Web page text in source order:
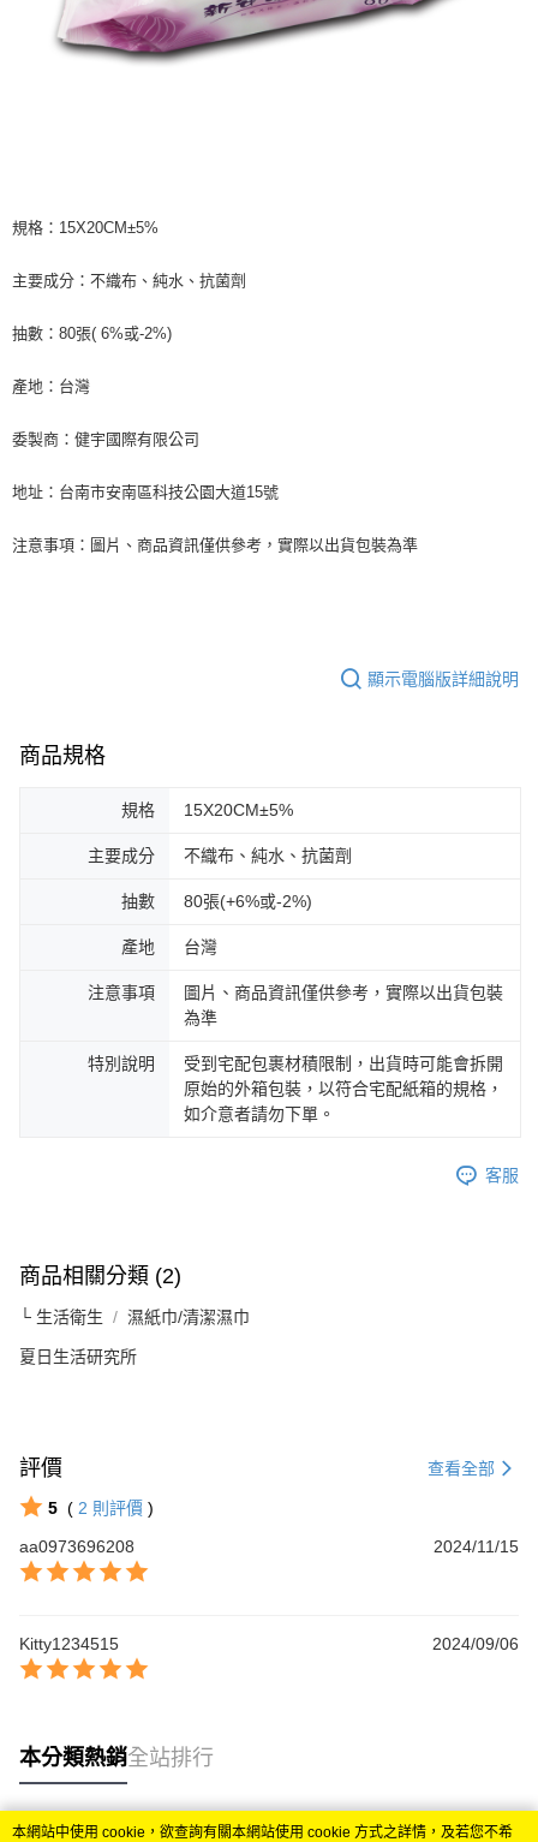
權轉讓予恩沛科技股份有限公司。
２．關於個人資料處理事宜，請瀏覽以下網址：
https://aftee.tw/terms/#terms3
恩沛科技股份有限公司將有權停止該用戶之使用額度並採取法律行動。
規格：15X20CM±5%
主要成分：不織布、純水、抗菌劑
抽數：80張( 6%或-2%)
產地：台灣
委製商：健宇國際有限公司
地址：台南市安南區科技公園大道15號
注意事項：圖片、商品資訊僅供參考，實際以出貨包裝為準
顯示電腦版詳細說明
商品規格
規格 15X20CM±5%
主要成分 不織布、純水、抗菌劑
抽數 80張(+6%或-2%)
產地 台灣
注意事項
圖片、商品資訊僅供參考，實際以出貨包裝
為準
特別說明
受到宅配包裹材積限制，出貨時可能會拆開
原始的外箱包裝，以符合宅配紙箱的規格，
如介意者請勿下單。
客服
商品相關分類 (2)
└ 生活衛生 濕紙巾/清潔濕巾
夏日生活研究所
評價 查看全部
5 ( 2 則評價 )
aa0973696208
2024/11/15
Kitty1234515 2024/09/06
本分類熱銷全站排行
本網站中使用 cookie，欲查詢有關本網站使用 cookie 方式之詳情，及若您不希